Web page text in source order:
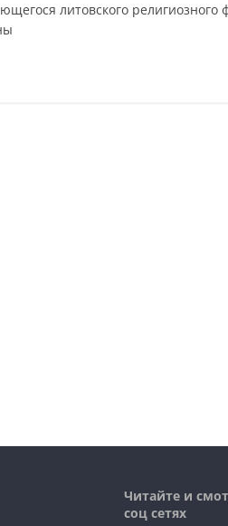
литовского религиозного
Читайте и
соц сетях